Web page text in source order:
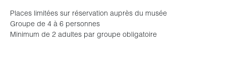
Places limitées sur réservation auprès du musée
Groupe de 4 à 6 personnes
Minimum de 2 adultes par groupe obligatoire